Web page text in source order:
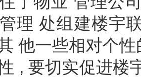
理 处组建楼宇
他一些相对个
, 要切实促进楼